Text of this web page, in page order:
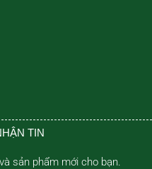
TIN
sản phẩm mới cho bạn.